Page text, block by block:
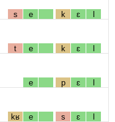
s e k ɛ l
t e k ɛ l
e p ɛ l
kʁ e s ɛ l